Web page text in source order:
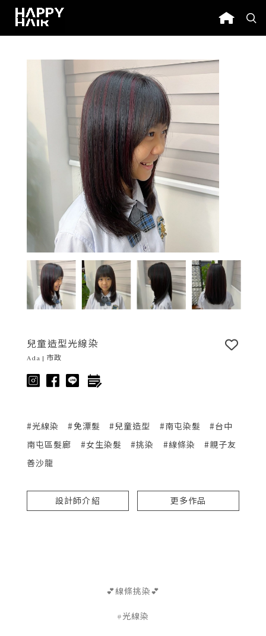
兒童造型光線染
Ada | 市政
#光線染 #免漂髮 #兒童造型 #南屯染髮
#台中
南屯區髮廊
#女生染髮 #挑染 #線條染
#親子友
善沙龍
設計師介紹 更多作品
💕線條挑染💕
#光線染